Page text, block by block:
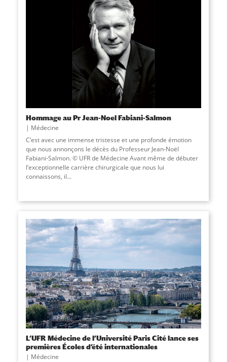
Hommage au Pr Jean-Noel Fabiani-Salmon
Médecine
C’est avec une immense tristesse et une profonde émotion
que nous annonçons le décès du Professeur Jean-Noël
Fabiani-Salmon. © UFR de Médecine Avant même de débuter
l’exceptionnelle carrière chirurgicale que nous lui
connaissons, il...
L’UFR Médecine de l’Université Paris Cité lance ses
premières Écoles d’été internationales
Médecine